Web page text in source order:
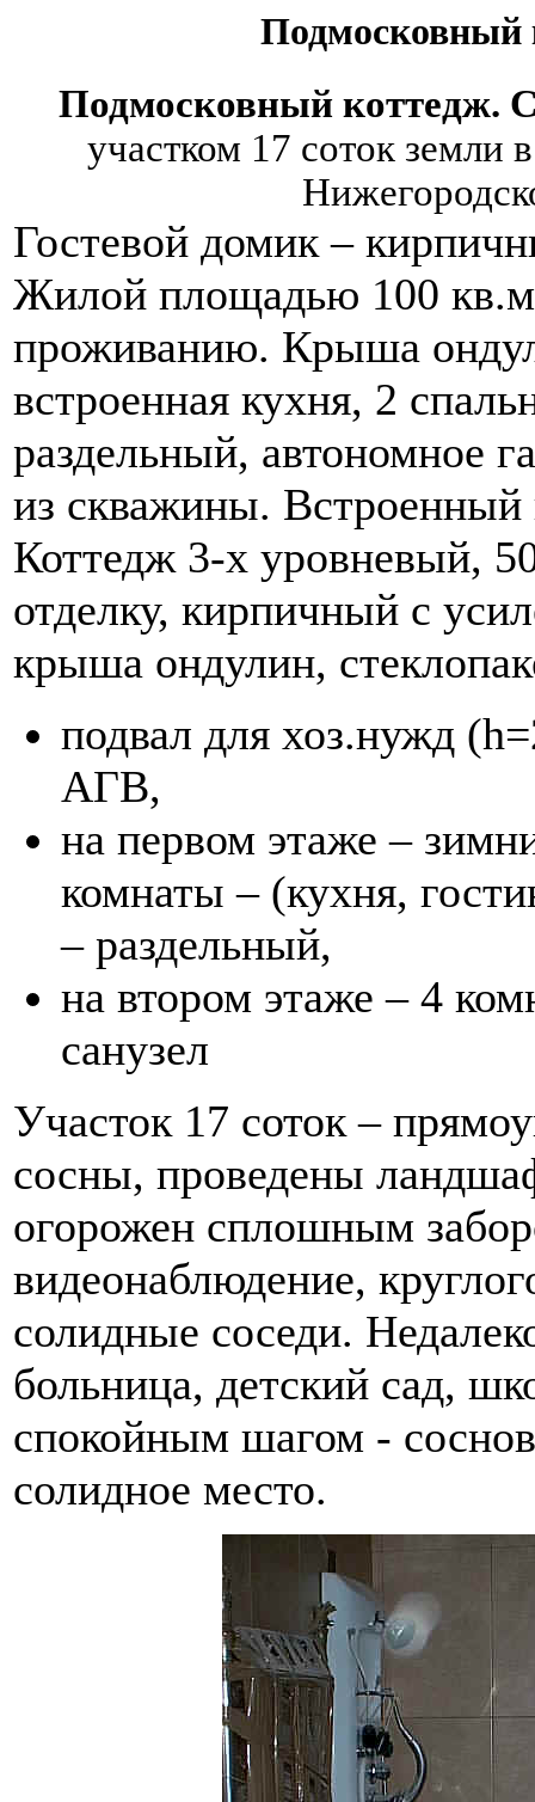
Подмосковный
Подмосковный коттедж.
участком 17 соток земли
Гостевой домик –
Жилой площадью 100 кв.м,
проживанию. Крыша
встроенная кухня, 2
раздельный, автономное
из скважины.
Коттедж 3-х уровневый,
отделку, кирпичный с
крыша ондулин,
подвал для хоз.нужд
АГВ,
на первом этаже –
комнаты – (кухня,
– раздельный,
на втором этаже – 4
санузел
Участок 17 соток –
сосны, проведены
огорожен сплошным
видеонаблюдение,
солидные соседи.
больница, детский сад,
спокойным шагом -
солидное место.